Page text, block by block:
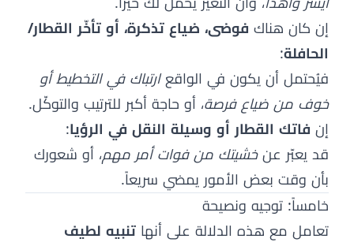
إن كان هناك فوضى، ضياع تذكرة، أو تأخّر القطار/
الحافلة:
فيُحتمل أن يكون في الواقعارتباك في التخطيط أو
خوف من ضياع فرصة، أو حاجة أكبر للترتيب والتوكّل.
إن فاتك القطار أو وسيلة النقل في الرؤيا:
قد يعبّر عنخشيتك من فوات أمر مهم، أو شعورك
بأن وقت بعض الأمور يمضي سريعاً.
خامساً: توجيه ونصيحة
تعامل مع هذه الدلالة على أنها تنبيه لطيف